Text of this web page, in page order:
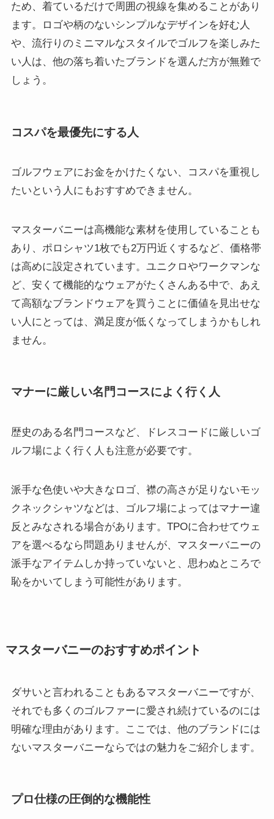
ため、着ているだけで周囲の視線を集めることがあり
ます。ロゴや柄のないシンプルなデザインを好む人
や、流行りのミニマルなスタイルでゴルフを楽しみた
い人は、他の落ち着いたブランドを選んだ方が無難で
しょう。
コスパを最優先にする人
ゴルフウェアにお金をかけたくない、コスパを重視し
たいという人にもおすすめできません。
マスターバニーは高機能な素材を使用していることも
あり、ポロシャツ1枚でも2万円近くするなど、価格帯
は高めに設定されています。ユニクロやワークマンな
ど、安くて機能的なウェアがたくさんある中で、あえ
て高額なブランドウェアを買うことに価値を見出せな
い人にとっては、満足度が低くなってしまうかもしれ
ません。
マナーに厳しい名門コースによく行く人
歴史のある名門コースなど、ドレスコードに厳しいゴ
ルフ場によく行く人も注意が必要です。
派手な色使いや大きなロゴ、襟の高さが足りないモッ
クネックシャツなどは、ゴルフ場によってはマナー違
反とみなされる場合があります。TPOに合わせてウェ
アを選べるなら問題ありませんが、マスターバニーの
派手なアイテムしか持っていないと、思わぬところで
恥をかいてしまう可能性があります。
マスターバニーのおすすめポイント
ダサいと言われることもあるマスターバニーですが、
それでも多くのゴルファーに愛され続けているのには
明確な理由があります。ここでは、他のブランドには
ないマスターバニーならではの魅力をご紹介します。
プロ仕様の圧倒的な機能性